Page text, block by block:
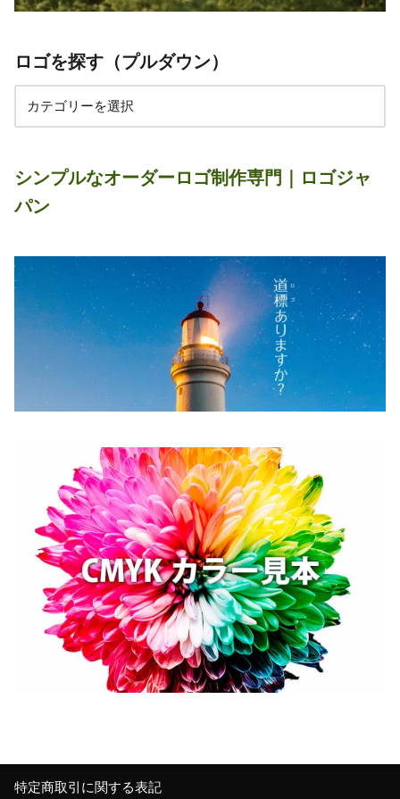
ロゴを探す（プルダウン）
シンプルなオーダーロゴ制作専門｜ロゴジャ
パン
特定商取引に関する表記